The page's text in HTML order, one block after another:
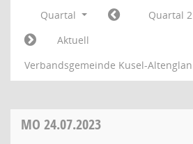
Quartal Quartal 2
Aktuell
Verbandsgemeinde Kusel-Altenglan
MO 24.07.2023